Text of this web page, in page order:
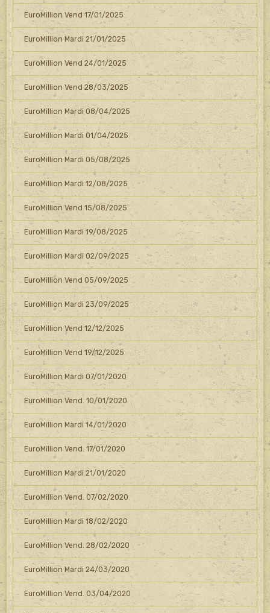
EuroMillion Vend 17/01/2025
EuroMillion Mardi 21/01/2025
EuroMillion Vend 24/01/2025
EuroMillion Vend 28/03/2025
EuroMillion Mardi 08/04/2025
EuroMillion Mardi 01/04/2025
EuroMillion Mardi 05/08/2025
EuroMillion Mardi 12/08/2025
EuroMillion Vend 15/08/2025
EuroMillion Mardi 19/08/2025
EuroMillion Mardi 02/09/2025
EuroMillion Vend 05/09/2025
EuroMillion Mardi 23/09/2025
EuroMillion Vend 12/12/2025
EuroMillion Vend 19/12/2025
EuroMillion Mardi 07/01/2020
EuroMillion Vend. 10/01/2020
EuroMillion Mardi 14/01/2020
EuroMillion Vend. 17/01/2020
EuroMillion Mardi 21/01/2020
EuroMillion Vend. 07/02/2020
EuroMillion Mardi 18/02/2020
EuroMillion Vend. 28/02/2020
EuroMillion Mardi 24/03/2020
EuroMillion Vend. 03/04/2020